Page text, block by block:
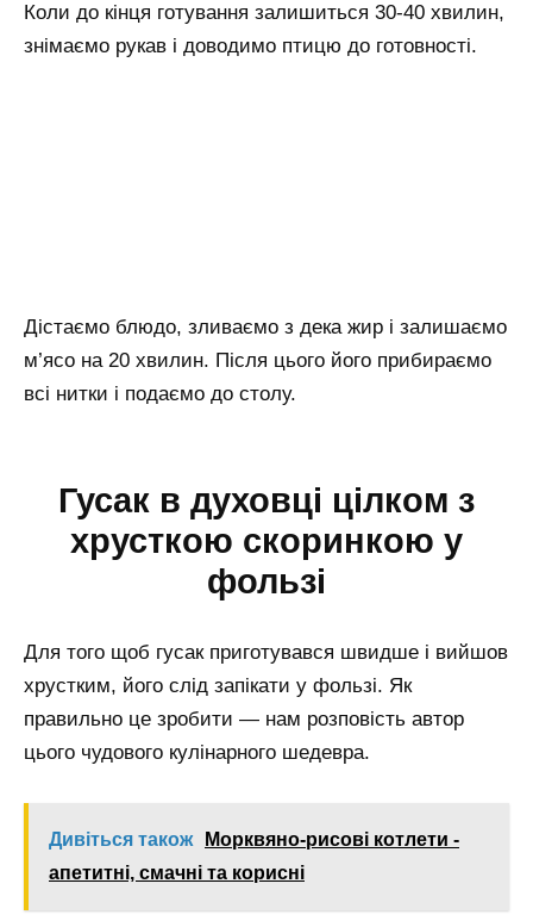
Коли до кінця готування залишиться 30-40 хвилин,
знімаємо рукав і доводимо птицю до готовності.
Дістаємо блюдо, зливаємо з дека жир і залишаємо
м’ясо на 20 хвилин. Після цього його прибираємо
всі нитки і подаємо до столу.
Гусак в духовці цілком з
хрусткою скоринкою у
фользі
Для того щоб гусак приготувався швидше і вийшов
хрустким, його слід запікати у фользі. Як
правильно це зробити — нам розповість автор
цього чудового кулінарного шедевра.
Дивіться також
Морквяно-рисові котлети -
апетитні, смачні та корисні